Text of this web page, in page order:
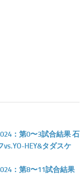
：第0〜3試合結果 石
HEY&タダスケ
：第8〜11試合結果